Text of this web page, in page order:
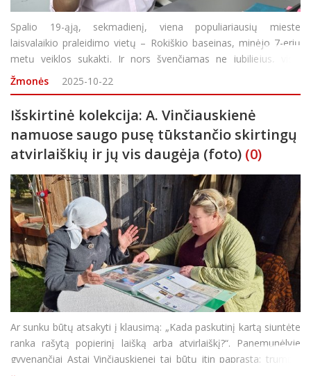
Spalio 19-ąją, sekmadienį, viena populiariausių mieste
laisvalaikio praleidimo vietų – Rokiškio baseinas, minėjo 7-erių
metų veiklos sukaktį. Ir nors švenčiamas ne jubiliejus, visgi
smalsu, kuo kolektyvas gyvena, kokius iššūkius įveikė per visą šį
laikotarpį,
Žmonės 2025-10-22
Išskirtinė kolekcija: A. Vinčiauskienė
namuose saugo pusę tūkstančio skirtingų
atvirlaiškių ir jų vis daugėja (foto) (0)
Ar sunku būtų atsakyti į klausimą: „Kada paskutinį kartą siuntėte
ranka rašytą popierinį laišką arba atvirlaiškį?“. Panemunėlyje
gyvenančiai Astai Vinčiauskienei tai būtų itin paprasta: trumpai